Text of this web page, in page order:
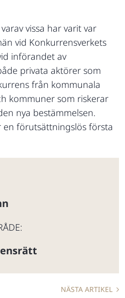
vissa har varit var
vid Konkurrensverkets
införandet av
privata aktörer som
från kommunala
kommuner som riskerar
nya bestämmelsen.
förutsättningslös första
NÄSTA ARTIKEL